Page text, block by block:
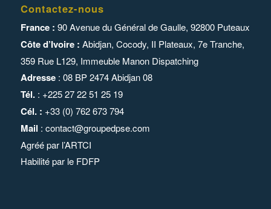
Contactez-nous
France : 90 Avenue du Général de Gaulle, 92800 Puteaux
Côte d’Ivoire : Abidjan, Cocody, II Plateaux, 7e Tranche,
359 Rue L129, Immeuble Manon Dispatching
Adresse: 08 BP 2474 Abidjan 08
Tél.: +225 27 22 51 25 19
Cél. : +33 (0) 762 673 794
Mail : contact@groupedpse.com
Agréé par l’ARTCI
Habilité par le FDFP